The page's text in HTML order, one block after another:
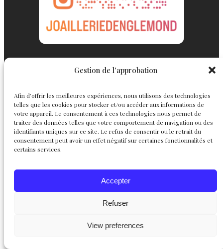
Gestion de l'approbation
Afin d’offrir les meilleures expériences, nous utilisons des technologies
telles que les cookies pour stocker et/ou accéder aux informations de
votre appareil. Le consentement à ces technologies nous permet de
traiter des données telles que votre comportement de navigation ou des
identifiants uniques sur ce site. Le refus de consentir ou le retrait du
consentement peut avoir un effet négatif sur certaines fonctionnalités et
certains services.
Accepter
Refuser
View preferences
Englemond
Joaillerie
Haute Joaillerie
Personnalisables
L’atelier
Le créateur
Chevalières
Suivez nous
Instagram
Facebook
X